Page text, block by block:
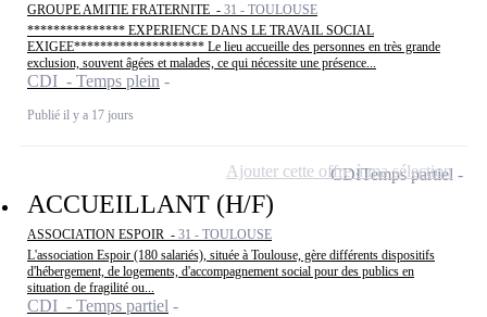
GROUPE AMITIE FRATERNITE - 31 - TOULOUSE
*************** EXPERIENCE DANS LE TRAVAIL SOCIAL
EXIGEE******************** Le lieu accueille des personnes en très grande
exclusion, souvent âgées et malades, ce qui nécessite une présence...
CDI - Temps plein
Publié il y a 17 jours
ACCUEILLANT (H/F)
ASSOCIATION ESPOIR - 31 - TOULOUSE
L'association Espoir (180 salariés), située à Toulouse, gère différents dispositifs
d'hébergement, de logements, d'accompagnement social pour des publics en
situation de fragilité ou...
CDI - Temps partiel
CDITemps partiel
Ajouter cette offre à ma sélection